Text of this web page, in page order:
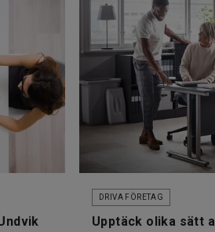
DRIVA FÖRETAG
Upptäck olika sätt